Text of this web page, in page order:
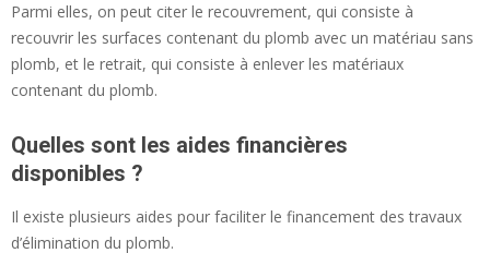
Parmi elles, on peut citer le recouvrement, qui consiste à
recouvrir les surfaces contenant du plomb avec un matériau sans
plomb, et le retrait, qui consiste à enlever les matériaux
contenant du plomb.
Quelles sont les aides financières
disponibles ?
Il existe plusieurs aides pour faciliter le financement des travaux
d’élimination du plomb.